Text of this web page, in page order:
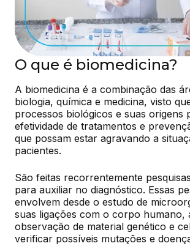
O que é biomedicina?
A biomedicina é a combinação das
biologia, química e medicina, visto
processos biológicos e suas origens
efetividade de tratamentos e
que possam estar agravando a
pacientes.
São feitas recorrentemente
para auxiliar no diagnóstico. Essas
envolvem desde o estudo de
suas ligações com o corpo humano,
observação de material genético e
verificar possíveis mutações e